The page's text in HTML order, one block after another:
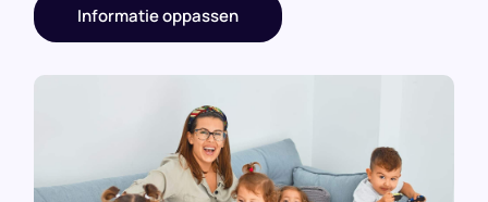
Informatie oppassen